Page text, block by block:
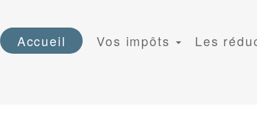
Accueil Vos impôts Les